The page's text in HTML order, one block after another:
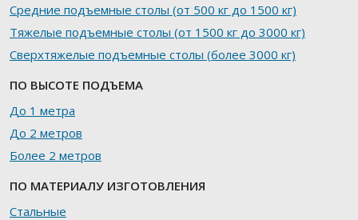
Средние подъемные столы (от 500 кг до 1500 кг)
Тяжелые подъемные столы (от 1500 кг до 3000 кг)
Сверхтяжелые подъемные столы (более 3000 кг)
ПО ВЫСОТЕ ПОДЪЕМА
До 1 метра
До 2 метров
Более 2 метров
ПО МАТЕРИАЛУ ИЗГОТОВЛЕНИЯ
Стальные